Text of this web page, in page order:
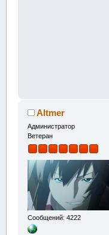
Altmer
Администратор
Ветеран
Сообщений: 4222